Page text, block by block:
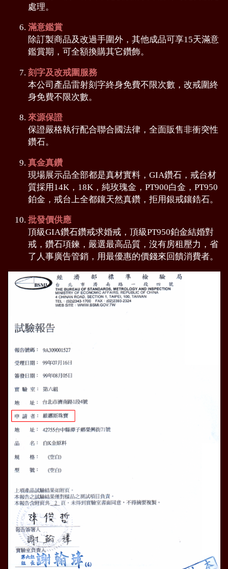
處理。
滿意鑑賞
除訂製商品及改過手圍外，其他成品可享15天滿意
鑑賞期，可全額換購其它鑽飾。
刻字及改戒圍服務
本公司產品雷射刻字終身免費不限次數，改戒圍終
身免費不限次數。
來源保證
保證嚴格執行配合聯合國法律，全面販售非衝突性
鑽石。
真金真鑽
現場展示品全部都是真材實料，GIA鑽石，戒台材
質採用14K，18K，純玫瑰金，PT900白金，PT950
鉑金，戒台上全都鑲天然真鑽，拒用銀戒鑲鋯石。
批發價供應
頂級GIA鑽石鑽戒求婚戒，頂級PT950鉑金結婚對
戒，鑽石項鍊，嚴選最高品質，沒有房租壓力，省
了人事廣告管銷，用最優惠的價錢來回饋消費者。